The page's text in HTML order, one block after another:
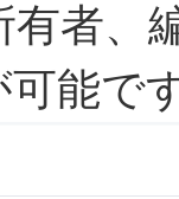
者、
能で